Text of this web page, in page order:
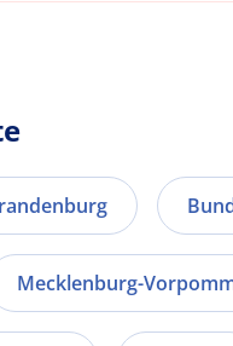
Mecklenburg-